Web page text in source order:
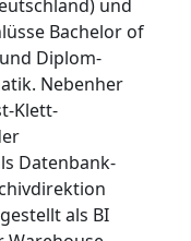
und
Bachelor of
Diplom-
Nebenher
Klett-
Datenbank-
als BI